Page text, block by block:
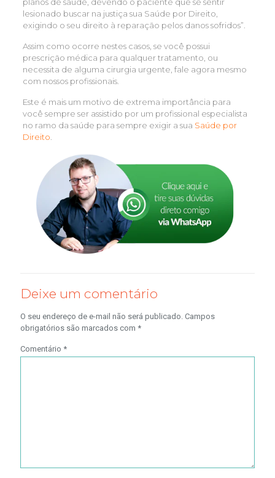
lesionado buscar na justiça sua Saúde por Direito,
exigindo o seu direito à reparação pelos danos sofridos”.
Assim como ocorre nestes casos, se você possui
prescrição médica para qualquer tratamento, ou
necessita de alguma cirurgia urgente, fale agora mesmo
com nossos profissionais.
Este é mais um motivo de extrema importância para
você sempre ser assistido por um profissional especialista
no ramo da saúde para sempre exigir a sua Saúde por
Direito
Deixe um comentário
O seu endereço de e-mail não será publicado. Campos
obrigatórios são marcados com *
Comentário *